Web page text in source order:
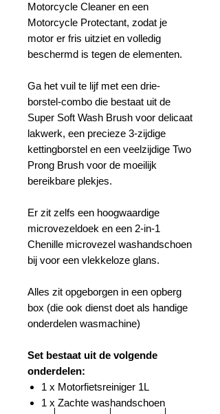
Motorcycle Cleaner en een
Motorcycle Protectant, zodat je
motor er fris uitziet en volledig
beschermd is tegen de elementen.
Ga het vuil te lijf met een drie-
borstel-combo die bestaat uit de
Super Soft Wash Brush voor delicaat
lakwerk, een precieze 3-zijdige
kettingborstel en een veelzijdige Two
Prong Brush voor de moeilijk
bereikbare plekjes.
Er zit zelfs een hoogwaardige
microvezeldoek en een 2-in-1
Chenille microvezel washandschoen
bij voor een vlekkeloze glans.
Alles zit opgeborgen in een opberg
box (die ook dienst doet als handige
onderdelen wasmachine)
Set bestaat uit de volgende
onderdelen:
1 x Motorfietsreiniger 1L
1 x Zachte washandschoen